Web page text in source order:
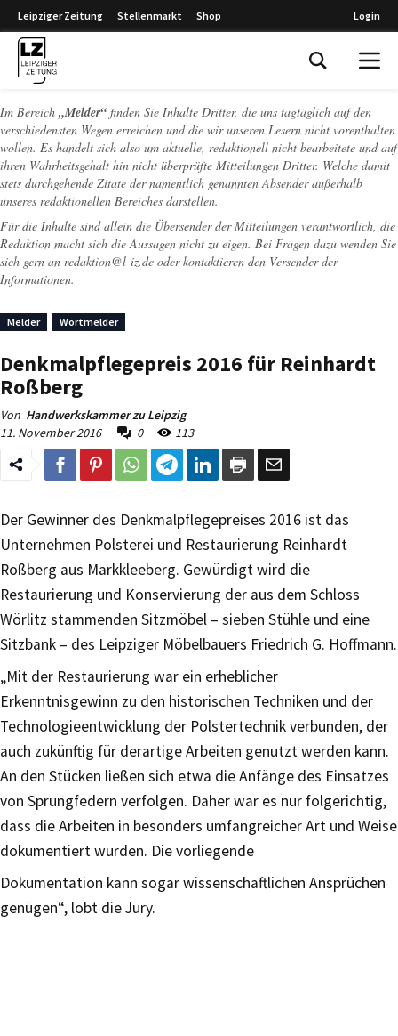
Leipziger Zeitung Stellenmarkt Shop Login
Im Bereich „Melder“ finden Sie Inhalte Dritter, die uns tagtäglich auf den
verschiedensten Wegen erreichen und die wir unseren Lesern nicht vorenthalten
wollen. Es handelt sich also um aktuelle, redaktionell nicht bearbeitete und auf
ihren Wahrheitsgehalt hin nicht überprüfte Mitteilungen Dritter. Welche damit
stets durchgehende Zitate der namentlich genannten Absender außerhalb
unseres redaktionellen Bereiches darstellen.
Für die Inhalte sind allein die Übersender der Mitteilungen verantwortlich, die
Redaktion macht sich die Aussagen nicht zu eigen. Bei Fragen dazu wenden Sie
sich gern an redaktion@l-iz.de oder kontaktieren den Versender der
Informationen.
Melder Wortmelder
Denkmalpflegepreis 2016 für Reinhardt
Roßberg
Von Handwerkskammer zu Leipzig
11. November 2016
0 113
Der Gewinner des Denkmalpflegepreises 2016 ist das
Unternehmen Polsterei und Restaurierung Reinhardt
Roßberg aus Markkleeberg. Gewürdigt wird die
Restaurierung und Konservierung der aus dem Schloss
Wörlitz stammenden Sitzmöbel – sieben Stühle und eine
Sitzbank – des Leipziger Möbelbauers Friedrich G. Hoffmann.
„Mit der Restaurierung war ein erheblicher
Erkenntnisgewinn zu den historischen Techniken und der
Technologieentwicklung der Polstertechnik verbunden, der
auch zukünftig für derartige Arbeiten genutzt werden kann.
An den Stücken ließen sich etwa die Anfänge des Einsatzes
von Sprungfedern verfolgen. Daher war es nur folgerichtig,
dass die Arbeiten in besonders umfangreicher Art und Weise
dokumentiert wurden. Die vorliegende
Dokumentation kann sogar wissenschaftlichen Ansprüchen
genügen“, lobt die Jury.